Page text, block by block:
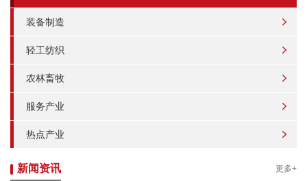
装备制造
轻工纺织
农林畜牧
服务产业
热点产业
新闻资讯 更多+